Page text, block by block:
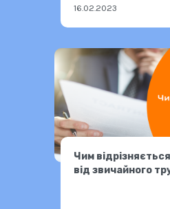
16.02.2023
Чим
від звичайного